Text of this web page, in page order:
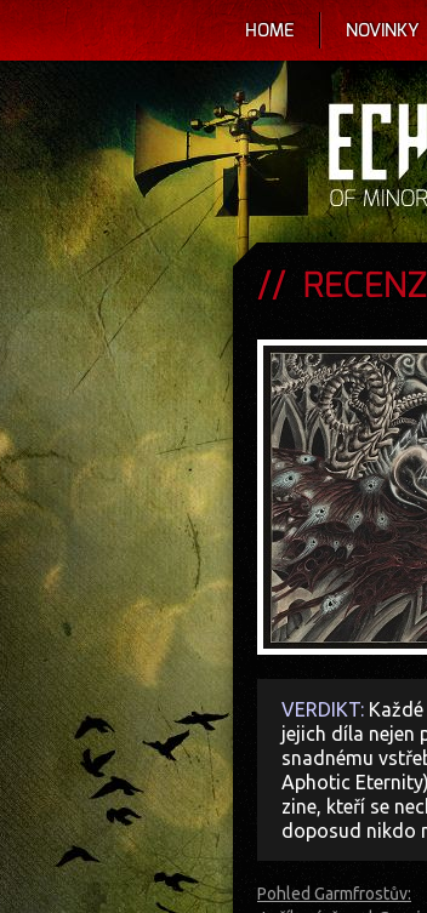
HOME NOVINKY
VERDIKT:
jejich díla nejen
snadnému
Aphotic
zine, kteří se
doposud nikdo
Pohled Garmfrostův: